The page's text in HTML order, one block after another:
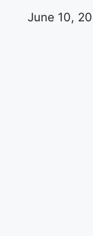
June 10,